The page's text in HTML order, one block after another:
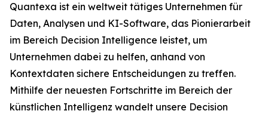
Quantexa ist ein weltweit tätiges Unternehmen für
Daten, Analysen und KI-Software, das Pionierarbeit
im Bereich Decision Intelligence leistet, um
Unternehmen dabei zu helfen, anhand von
Kontextdaten sichere Entscheidungen zu treffen.
Mithilfe der neuesten Fortschritte im Bereich der
künstlichen Intelligenz wandelt unsere Decision